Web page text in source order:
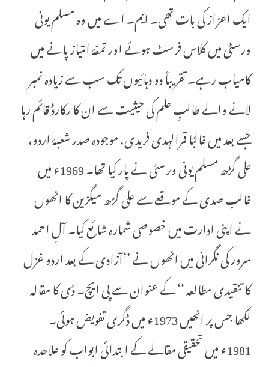
ایک اعزاز کی بات تھی۔ ایم۔ اے میں وہ مسلم یونی
ورسٹی میں کلاس فرسٹ ہوئے اور تمغۂ امتیاز پانے میں
کامیاب رہے۔ تقریباً دو دہائیوں تک سب سے زیادہ نمبر
لانے والے طالبِ علم کی حیثیت سے ان کا رکارڈ قائم رہا
جسے بعد میں غالبًا قمرالہدی فریدی، موجودہ صدر شعبۂ اردو،
علی گڑھ مسلم یونی ورسٹی نے پار کیا تھا۔ 1969ء میں
غالب صدی کے موقعے سے علی گڑھ میگزین کا انھوں
نے اپنی ادارت میں خصوصی شمارہ شائع کیا۔ آلِ احمد
سرور کی نگرانی میں انھوں نے ’’آزادی کے بعد اردو غزل
کا تنقیدی مطالعہ ‘‘ کے عنوان سے پی ایچ۔ ڈی کا مقالہ
لکھا جس پر انھیں 1973ء میں ڈگری تفویض ہوئی۔
1981ء میں تحقیقی مقالے کے ابتدائی ابواب کو علاحدہ